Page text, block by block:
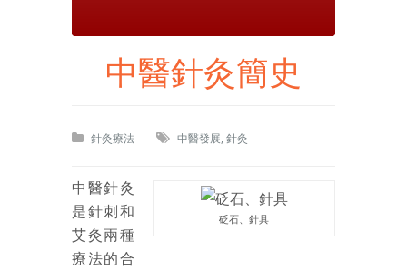
中醫針灸簡史
針灸療法 中醫發展, 針灸
砭石、針具
中醫針灸
是針刺和
艾灸兩種
療法的合